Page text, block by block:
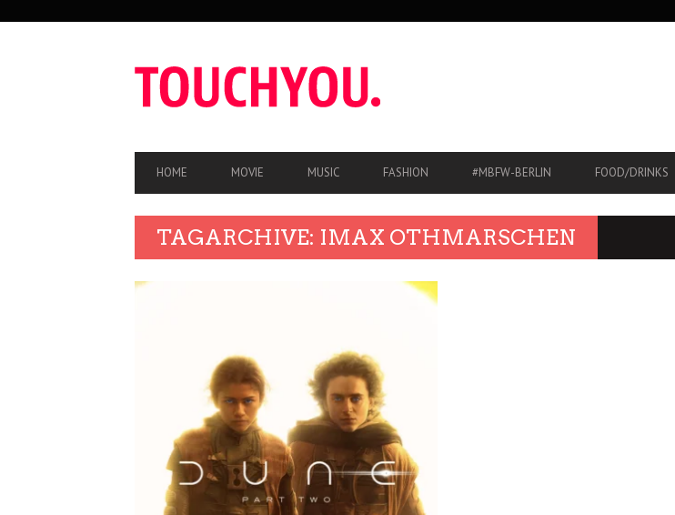
HAUPT-
NAVIGATION
HOME MOVIE MUSIC FASHION #MBFW-BERLIN FOOD/DRINKS
TAGARCHIVE: IMAX OTHMARSCHEN